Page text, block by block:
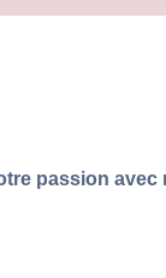
passion avec